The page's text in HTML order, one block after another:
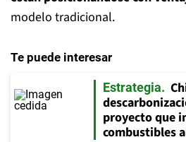
modelo tradicional.
Te puede interesar
Estrategia
proyecto que
combustibles